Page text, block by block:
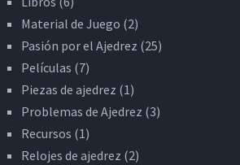
Material de Juego (2)
Pasión por el Ajedrez (25)
Películas (7)
Piezas de ajedrez (1)
Problemas de Ajedrez (3)
Recursos (1)
Relojes de ajedrez (2)